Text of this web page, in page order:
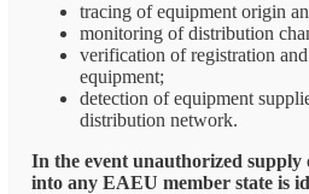
tracing of equipment origin
monitoring of distribution
verification of registration
equipment;
detection of equipment
distribution network.
In the event unauthorized
into any EAEU member state is